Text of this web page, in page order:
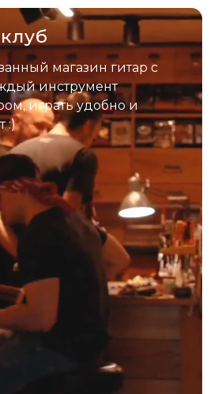
магазин гитар с
инструмент
играть удобно и
:)